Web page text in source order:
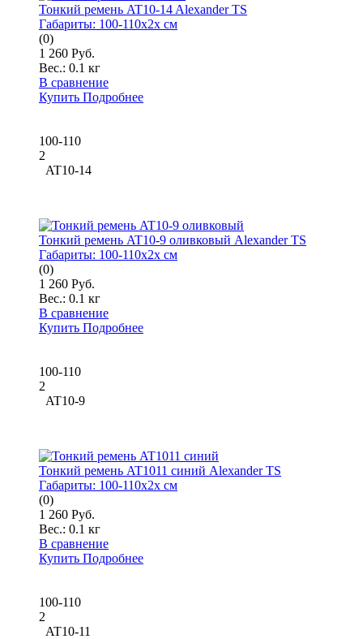
Тонкий ремень AT10-14 Alexander TS
Габариты: 100-110x2x см
(0)
1 260 Руб.
Вес.: 0.1 кг
В сравнение
Купить Подробнее
100-110
2
AT10-14
Тонкий ремень AT10-9 оливковый Alexander TS
Габариты: 100-110x2x см
(0)
1 260 Руб.
Вес.: 0.1 кг
В сравнение
Купить Подробнее
100-110
2
AT10-9
Тонкий ремень AT1011 синий Alexander TS
Габариты: 100-110x2x см
(0)
1 260 Руб.
Вес.: 0.1 кг
В сравнение
Купить Подробнее
100-110
2
AT10-11